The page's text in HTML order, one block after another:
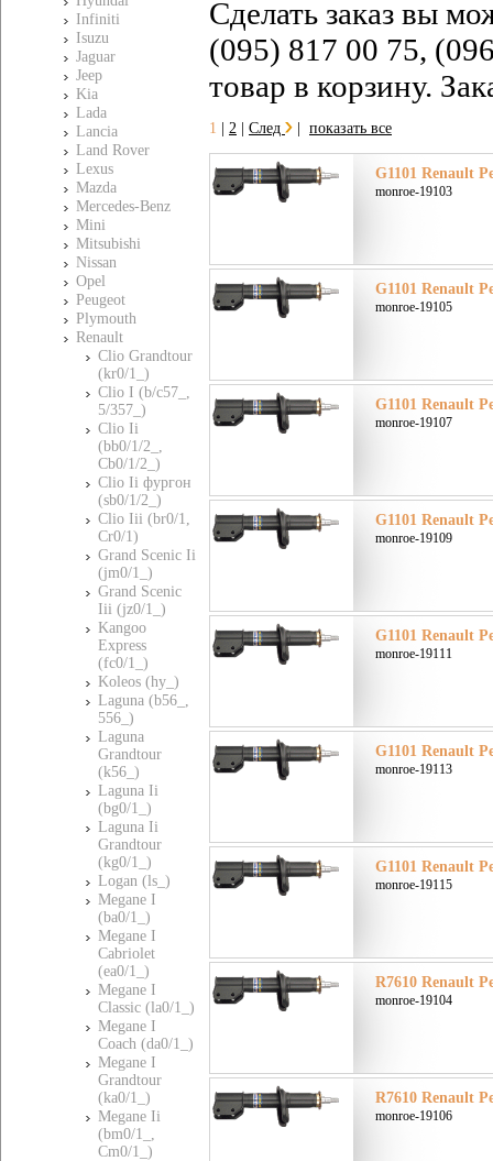
Infiniti
Isuzu
Jaguar
Jeep
Kia
Lada
Lancia
Land Rover
Lexus
Mazda
Mercedes-Benz
Mini
Mitsubishi
Nissan
Opel
Peugeot
Plymouth
Renault
Clio Grandtour
(kr0/1_)
Clio I (b/c57_,
5/357_)
Clio Ii
(bb0/1/2_,
Cb0/1/2_)
Clio Ii фургон
(sb0/1/2_)
Clio Iii (br0/1,
Cr0/1)
Grand Scenic Ii
(jm0/1_)
Grand Scenic
Iii (jz0/1_)
Kangoo
Express
(fc0/1_)
Koleos (hy_)
Laguna (b56_,
556_)
Laguna
Grandtour
(k56_)
Laguna Ii
(bg0/1_)
Laguna Ii
Grandtour
(kg0/1_)
Logan (ls_)
Megane I
(ba0/1_)
Megane I
Cabriolet
(ea0/1_)
Megane I
Classic (la0/1_)
Megane I
Coach (da0/1_)
Megane I
Grandtour
(ka0/1_)
Megane Ii
(bm0/1_,
Cm0/1_)
Сделать заказ вы
(095) 817 00 75,
товар в корзину.
1 2 След показать все
G1101 Renault
monroe-19103
G1101 Renault
monroe-19105
G1101 Renault
monroe-19107
G1101 Renault
monroe-19109
G1101 Renault
monroe-19111
G1101 Renault
monroe-19113
G1101 Renault
monroe-19115
R7610 Renault
monroe-19104
R7610 Renault
monroe-19106